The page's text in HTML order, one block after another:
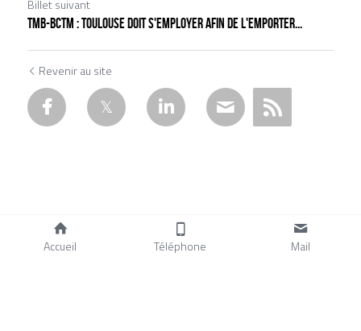
Billet suivant
TMB-BCTM : Toulouse doit s'employer afin de l'emporter...
Revenir au site
Accueil Téléphone Mail